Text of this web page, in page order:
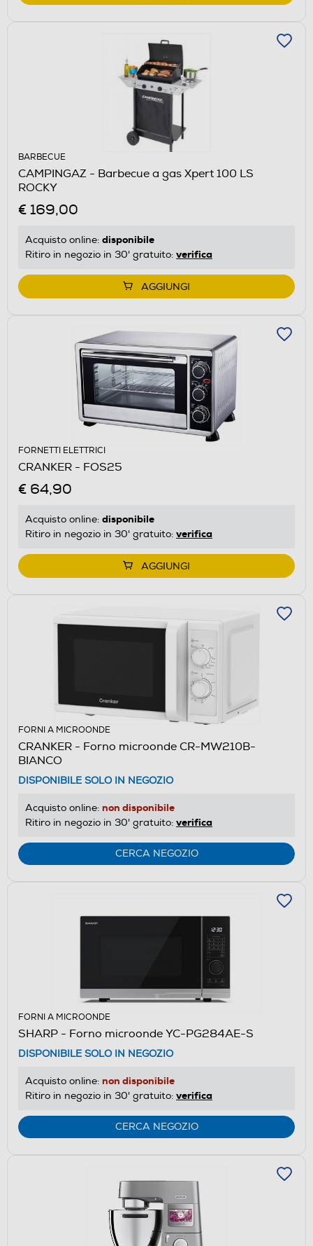
BARBECUE
CAMPINGAZ - Barbecue a gas Xpert 100 LS
ROCKY
€ 169,00
Acquisto online: disponibile
Ritiro in negozio in 30' gratuito: verifica
AGGIUNGI
FORNETTI ELETTRICI
CRANKER - FOS25
€ 64,90
Acquisto online: disponibile
Ritiro in negozio in 30' gratuito: verifica
AGGIUNGI
FORNI A MICROONDE
CRANKER - Forno microonde CR-MW210B-
BIANCO
DISPONIBILE SOLO IN NEGOZIO
Acquisto online: non disponibile
Ritiro in negozio in 30' gratuito: verifica
CERCA NEGOZIO
FORNI A MICROONDE
SHARP - Forno microonde YC-PG284AE-S
DISPONIBILE SOLO IN NEGOZIO
Acquisto online: non disponibile
Ritiro in negozio in 30' gratuito: verifica
CERCA NEGOZIO